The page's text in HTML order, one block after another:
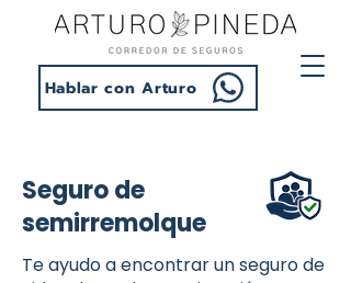
Hablar con Arturo
Seguro de
semirremolque
Te ayudo a encontrar un seguro de